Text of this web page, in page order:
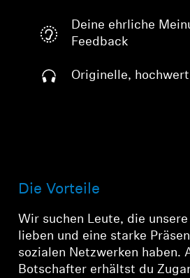
Deine ehrliche
Feedback
Originelle,
Die Vorteile
Wir suchen Leute, die
lieben und eine starke
sozialen Netzwerken haben.
Botschafter erhältst du